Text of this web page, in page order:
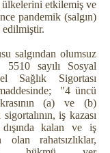
etkilemiş ve
pandemik (salgın)
edilmiştir.
salgından olumsuz
sayılı Sosyal
Sağlık Sigortası
"4 üncü
(a) ve (b)
iş kazası
kalan ve iş
olan rahatsızlıklar,